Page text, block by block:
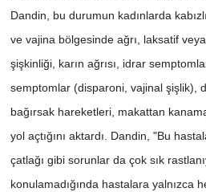
Dandin, bu durumun kadınlarda
ve vajina bölgesinde ağrı, laksatif
şişkinliği, karın ağrısı, idrar
semptomlar (disparoni, vajinal şişlik),
bağırsak hareketleri, makattan
yol açtığını aktardı. Dandin, "Bu
çatlağı gibi sorunlar da çok sık
konulamadığında hastalara yalnızca